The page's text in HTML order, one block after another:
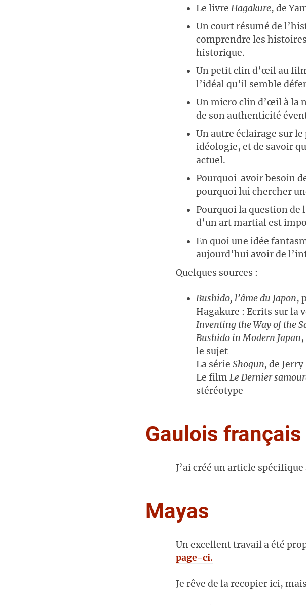
Le livre Hagakure, de
Un court résumé de
comprendre les
historique.
Un petit clin d’œil au
l’idéal qu’il semble
Un micro clin d’œil à la
de son authenticité
Un autre éclairage sur
idéologie, et de savoir
actuel.
Pourquoi avoir besoin
pourquoi lui chercher
Pourquoi la question de
d’un art martial est
En quoi une idée
aujourd’hui avoir de
Quelques sources :
Bushido, l’âme du Japon,
Hagakure : Ecrits sur la
Inventing the Way of the
Bushido in Modern Japan
le sujet
La série Shogun, de
Le film Le Dernier
stéréotype
Gaulois français
J’ai créé un article
Mayas
Un excellent travail a été
page-ci.
Je rêve de la recopier ici,